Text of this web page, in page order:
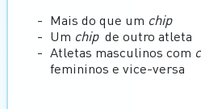
Mais do que um chip
Um chip de outro atleta
Atletas masculinos com
femininos e vice-versa